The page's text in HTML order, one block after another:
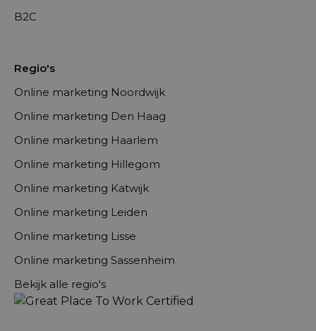
B2C
Regio's
Online marketing Noordwijk
Online marketing Den Haag
Online marketing Haarlem
Online marketing Hillegom
Online marketing Katwijk
Online marketing Leiden
Online marketing Lisse
Online marketing Sassenheim
Bekijk alle regio's